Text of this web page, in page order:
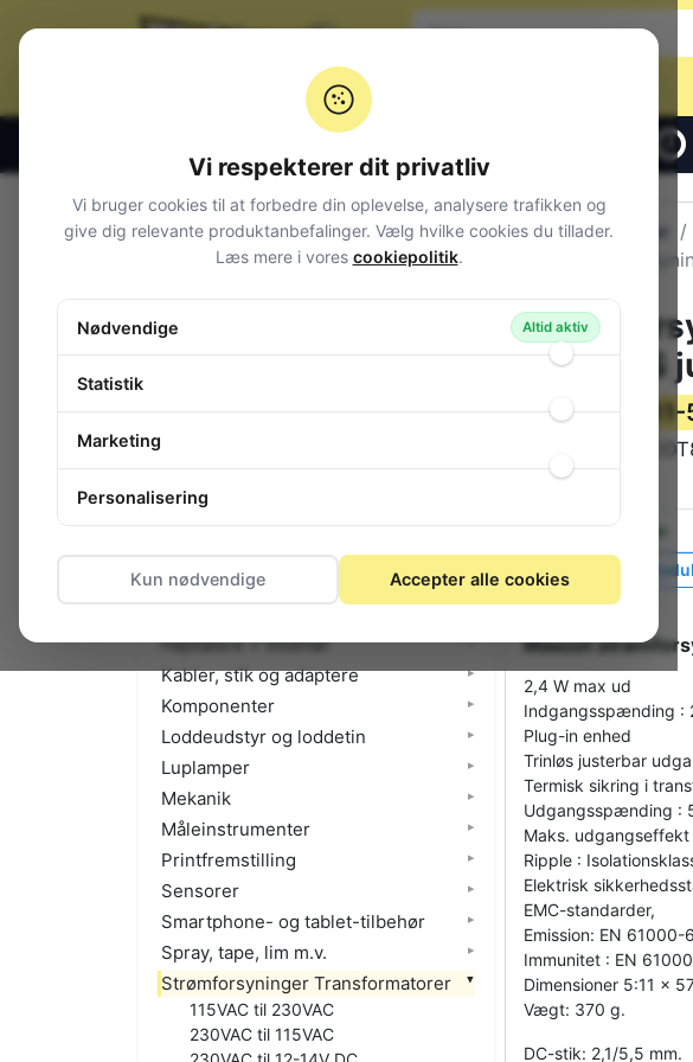
Alle produkter
TRINLØS
Varenummer:
Vægt:
på lager
Vis lignende
Mascot
2,4 W max ud
Indgangsspænding :
Plug-in enhed
Trinløs justerbar
Termisk sikring i
Udgangsspænding :
Maks.
Ripple :
Elektrisk
EMC-standarder,
Emission: EN 61000-
Immunitet : EN
Dimensioner 5:11 x
Vægt: 370 g.
DC-stik: 2,1/5,5 mm.
Varegrupper
Audio
Computerudstyr
El-materiel (installation)
Foto
Højttalere + tilbehør
Kabler, stik og adaptere
Komponenter
Loddeudstyr og loddetin
Luplamper
Mekanik
Måleinstrumenter
Printfremstilling
Sensorer
Smartphone- og tablet-tilbehør
Spray, tape, lim m.v.
Strømforsyninger Transformatorer
115VAC til 230VAC
230VAC til 115VAC
Vi respekterer dit privatliv
Vi bruger cookies til at forbedre din oplevelse, analysere trafikken og
give dig relevante produktanbefalinger. Vælg hvilke cookies du tillader.
Læs mere i vores cookiepolitik.
Nødvendige Altid aktiv
Statistik
Marketing
Personalisering
Kun nødvendige Accepter alle cookies